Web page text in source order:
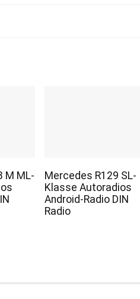
M ML-
Mercedes R129 SL-
Klasse Autoradios
Android-Radio DIN
Radio